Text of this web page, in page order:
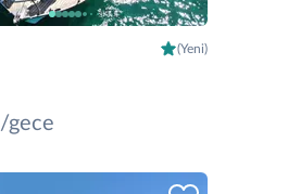
(Yeni)
/gece